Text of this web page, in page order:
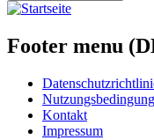
Footer menu
Kontakt
Impressum